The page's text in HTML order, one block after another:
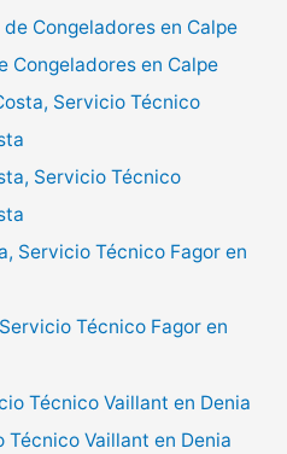
Congeladores en Calpe
Servicio Técnico
Técnico Fagor en
Técnico Vaillant en Denia